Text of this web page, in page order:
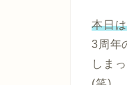
本日
3周年
しま